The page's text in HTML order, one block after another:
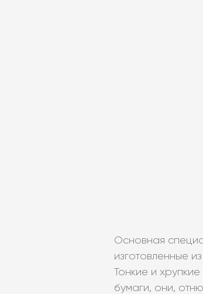
Основная
изготовленные
Тонкие и
бумаги, они,